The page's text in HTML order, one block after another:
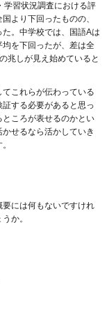
学習状況調査における評
より下回ったものの、
。中学校では、国語Aは
を下回ったが、差は全
兆しが見え始めていると
これらが伝わっている
する必要があると思っ
ころが表せるのかとい
せるなら活かしていき
には何もないですけれ
か。